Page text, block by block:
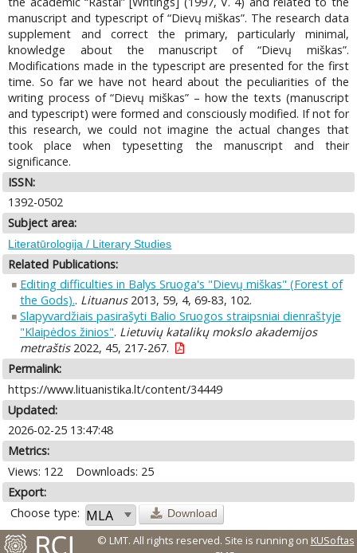
manuscript and typescript of “Dievų miškas”. The research data
supplement and correct the primary, particularly minimal,
knowledge about the manuscript of “Dievų miškas”.
Modifications made in the typescript are presented for the first
time. So far we have not heard about the peculiarities of the
writing process of “Dievų miškas” – how the texts (manuscript
and typescript) were formed and consciously modified. If not for
this research, we could not imagine the actual changes that
took place when typesetting the manuscript and their
significance.
ISSN:
1392-0502
Subject area:
Literatūrologija / Literary Studies
Related Publications:
Editing difficulties in Balys Sruoga's "Dievų miškas" (Forest of
the Gods).. Lituanus2013, 59, 4, 69-83, 102.
Slapyvardžiais pasirašyti Balio Sruogos straipsniai dienraštyje
"Klaipėdos žinios". Lietuvių katalikų mokslo akademijos
metraštis2022, 45, 217-267.
Permalink:
https://www.lituanistika.lt/content/34449
Updated:
2026-02-25 13:47:48
Metrics:
Views: 122
Downloads: 25
Export:
Choose type:
Download
© LMT. All rights reserved. Site is running on KUSoftas